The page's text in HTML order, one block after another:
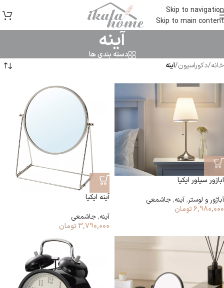
Skip to navigation
Skip to main content
آینه
دسته بندی ها
خانه/دکوراسیون/آینه
اباژور سیلور ایکیا
آباژور و لوستر,آینه,جاشمعی
6,980,000تومان
آینه ایکیا
آینه,جاشمعی
3,790,000 تومان